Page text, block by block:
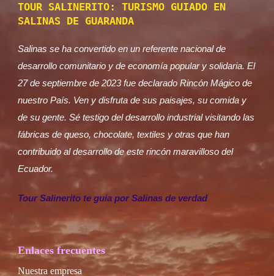
TOUR SALINERITO: TURISMO GUIADO EN
SALINAS DE GUARANDA
Salinas se ha convertido en un referente nacional de
desarrollo comunitario y de economía popular y solidaria. El
27 de septiembre de 2023 fue declarado Rincón Mágico de
nuestro País. Ven y disfruta de sus paisajes, su comida y
de su gente. Sé testigo del desarrollo industrial visitando las
fábricas de queso, chocolate, textiles y otras que han
contribuido al desarrollo de este rincón maravilloso del
Ecuador.
Tour Salinerito te guia por Salinas de verdad
Enlaces frecuentes
Nuestra empresa